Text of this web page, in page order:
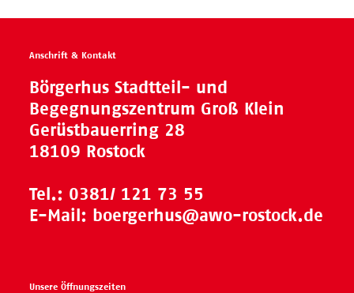
Anschrift & Kontakt
Börgerhus Stadtteil- und
Begegnungszentrum Groß Klein
Gerüstbauerring 28
18109 Rostock
Tel.: 0381/ 121 73 55
E-Mail: boergerhus@awo-rostock.de
Unsere Öffnungszeiten